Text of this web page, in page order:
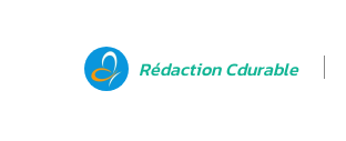
Rédaction Cdurable